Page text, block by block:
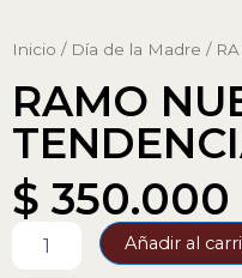
Inicio / Día de la Madre /
RAMO
$ 350.000
NUEVA
Añadir al